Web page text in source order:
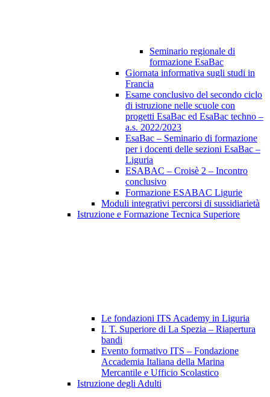
Seminario regionale di
formazione EsaBac
Giornata informativa sugli studi in
Francia
Esame conclusivo del secondo ciclo
di istruzione nelle scuole con
progetti EsaBac ed EsaBac techno –
a.s. 2022/2023
EsaBac – Seminario di formazione
per i docenti delle sezioni EsaBac –
Liguria
ESABAC – Croisè 2 – Incontro
conclusivo
Formazione ESABAC Ligurie
Moduli integrativi percorsi di sussidiarietà
Istruzione e Formazione Tecnica Superiore
Le fondazioni ITS Academy in Liguria
I. T. Superiore di La Spezia – Riapertura
bandi
Evento formativo ITS – Fondazione
Accademia Italiana della Marina
Mercantile e Ufficio Scolastico
Istruzione degli Adulti